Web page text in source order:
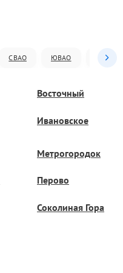
СВАО ЮВАО ЮАО
Восточный
Ивановское
Метрогородок
Перово
Соколиная Гора